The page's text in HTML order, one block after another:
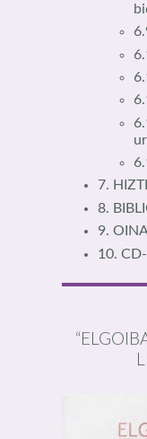
7.
8.
9.
10.